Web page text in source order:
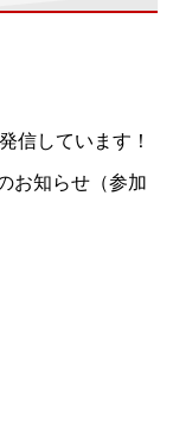
信しています！
お知らせ（参加